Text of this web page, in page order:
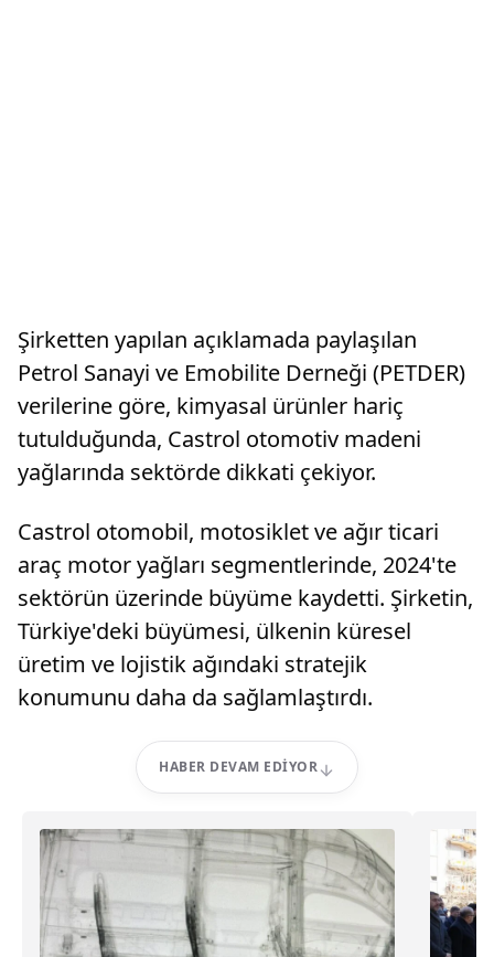
Şirketten yapılan açıklamada paylaşılan
Petrol Sanayi ve Emobilite Derneği (PETDER)
verilerine göre, kimyasal ürünler hariç
tutulduğunda, Castrol otomotiv madeni
yağlarında sektörde dikkati çekiyor.
Castrol otomobil, motosiklet ve ağır ticari
araç motor yağları segmentlerinde, 2024'te
sektörün üzerinde büyüme kaydetti. Şirketin,
Türkiye'deki büyümesi, ülkenin küresel
üretim ve lojistik ağındaki stratejik
konumunu daha da sağlamlaştırdı.
HABER DEVAM EDIYOR